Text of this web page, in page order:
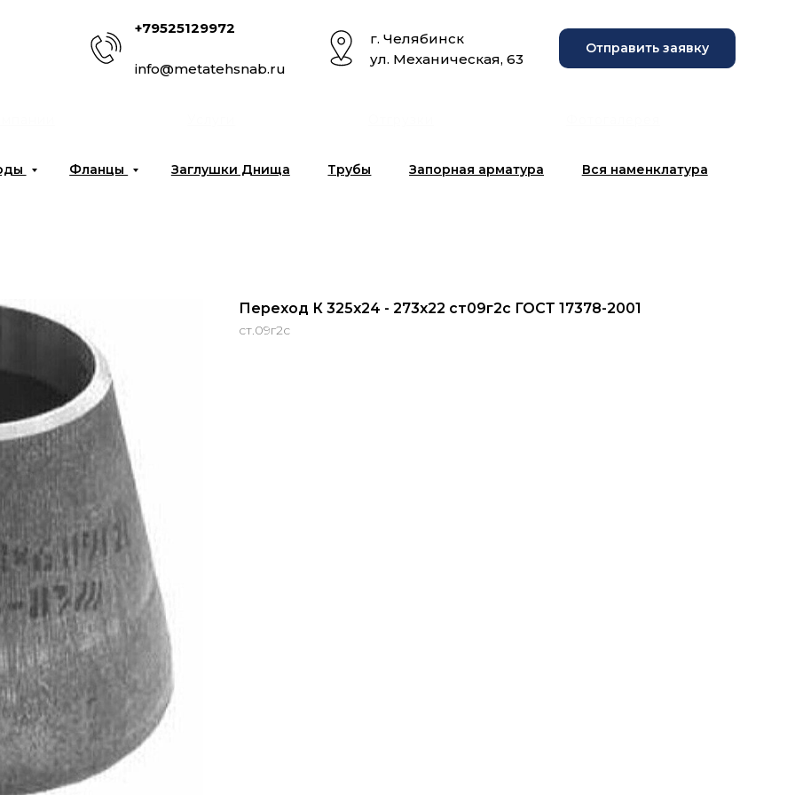
+79525129972
info@metatehsnab.ru
г. Челябинск
ул. Механическая, 63
Отправить заявку
Фланцы Заглушки Днища Трубы Запорная арматура Вся наменклатура
Переход К 325x24 - 273x22 ст09г2с ГОСТ 17378-2001
ст.09г2с